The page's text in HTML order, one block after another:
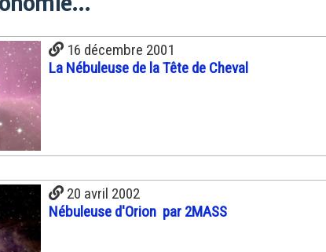
16 décembre 2001
La Nébuleuse de la Tête de Cheval
20 avril 2002
Nébuleuse d'Orion par 2MASS